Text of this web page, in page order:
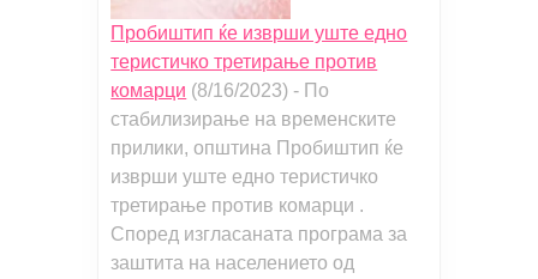
Пробиштип ќе изврши уште едно
теристичко третирање против
комарци (8/16/2023) - По
стабилизирање на временските
прилики, општина Пробиштип ќе
изврши уште едно теристичко
третирање против комарци .
Според изгласаната програма за
заштита на населението од